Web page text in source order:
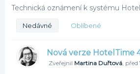
Technická oznámení k systému
Nedávné Oblíbené
Nová verze HotelTime
Zveřejnil Martina Duřtová, před